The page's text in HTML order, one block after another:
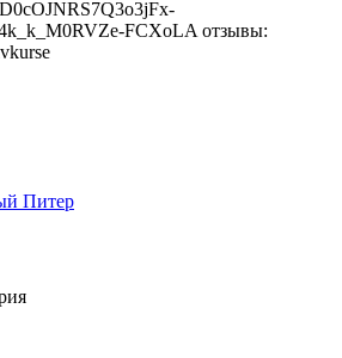
FCXoLA отзывы:
Питер